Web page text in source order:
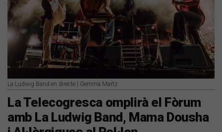
La Ludwig Band en directe | Gemma Martz
La Telecogresca omplirà el Fòrum
amb La Ludwig Band, Mama Dousha